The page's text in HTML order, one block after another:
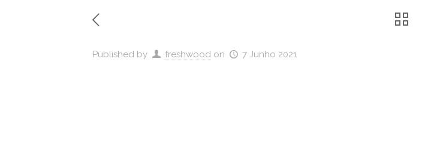
Published by freshwood on 7 Junho 2021